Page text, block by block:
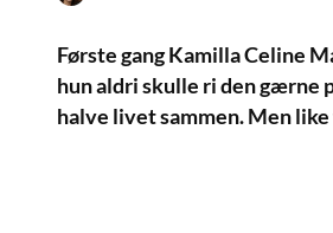
Første gang Kamilla Celine
hun aldri skulle ri den gærne
halve livet sammen. Men